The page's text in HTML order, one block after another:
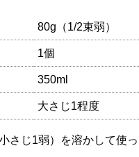
80g（1/2束弱）
1個
350ml
大さじ1程度
さじ1弱）を溶かして使っ